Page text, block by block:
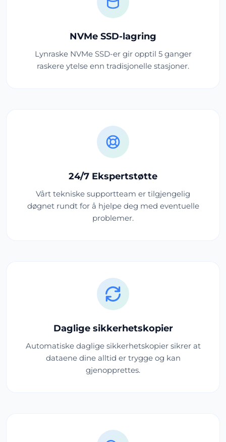
NVMe SSD-lagring
Lynraske NVMe SSD-er gir opptil 5 ganger
raskere ytelse enn tradisjonelle stasjoner.
24/7 Ekspertstøtte
Vårt tekniske supportteam er tilgjengelig
døgnet rundt for å hjelpe deg med eventuelle
problemer.
Daglige sikkerhetskopier
Automatiske daglige sikkerhetskopier sikrer at
dataene dine alltid er trygge og kan
gjenopprettes.